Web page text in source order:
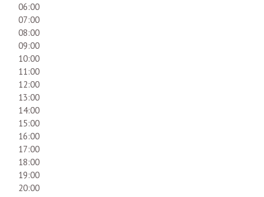
06:00
07:00
08:00
09:00
10:00
11:00
12:00
13:00
14:00
15:00
16:00
17:00
18:00
19:00
20:00